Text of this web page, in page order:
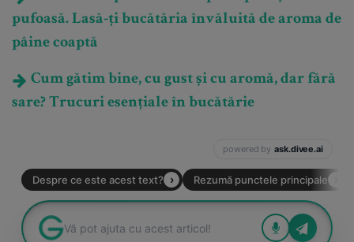
pufoasă. Lasă-ți bucătăria învăluită de aroma de
pâine coaptă
Cum gătim bine, cu gust și cu aromă, dar fără
sare? Trucuri esențiale în bucătărie